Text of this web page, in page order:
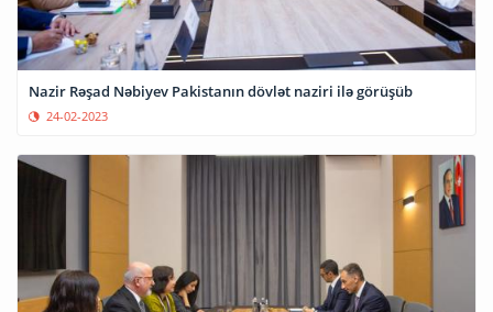
Nazir Rəşad Nəbiyev Pakistanın dövlət naziri ilə görüşüb
24-02-2023